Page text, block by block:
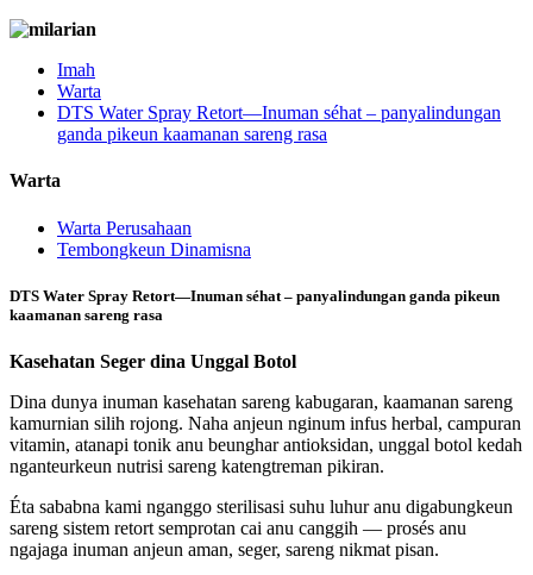
Imah
Warta
DTS Water Spray Retort—Inuman séhat – panyalindungan
ganda pikeun kaamanan sareng rasa
Warta
Warta Perusahaan
Tembongkeun Dinamisna
DTS Water Spray Retort—Inuman séhat – panyalindungan ganda pikeun
kaamanan sareng rasa
Kasehatan Seger dina Unggal Botol
Dina dunya inuman kasehatan sareng kabugaran, kaamanan sareng
kamurnian silih rojong. Naha anjeun nginum infus herbal, campuran
vitamin, atanapi tonik anu beunghar antioksidan, unggal botol kedah
nganteurkeun nutrisi sareng katengtreman pikiran.
Éta sababna kami nganggo sterilisasi suhu luhur anu digabungkeun
sareng sistem retort semprotan cai anu canggih — prosés anu
ngajaga inuman anjeun aman, seger, sareng nikmat pisan.